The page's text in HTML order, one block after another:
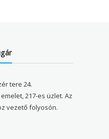
tere 24.
217-es üzlet. Az
vezető folyosón.